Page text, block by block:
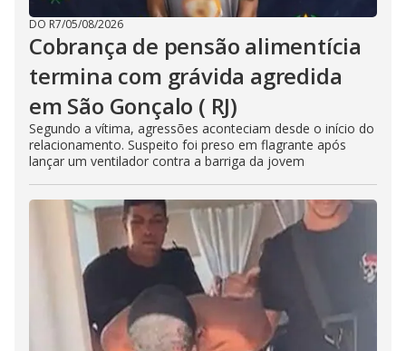
DO R7/05/08/2026
Cobrança de pensão alimentícia
termina com grávida agredida
em São Gonçalo ( RJ)
Segundo a vítima, agressões aconteciam desde o início do
relacionamento. Suspeito foi preso em flagrante após
lançar um ventilador contra a barriga da jovem